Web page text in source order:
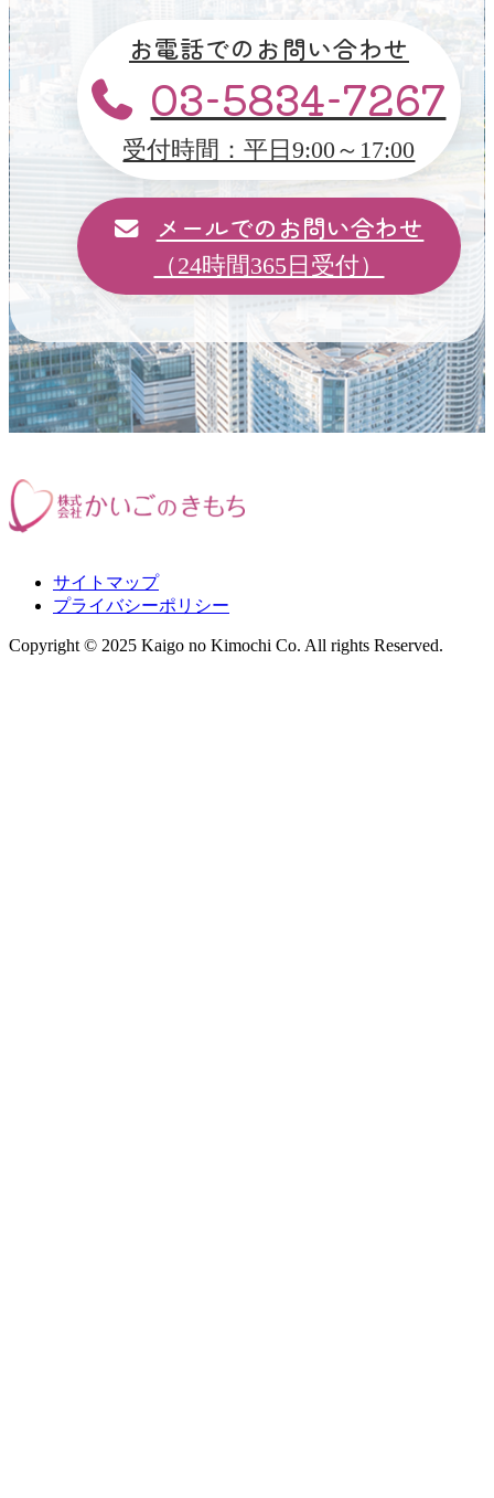
お電話でのお問い合わせ
03-5834-7267
受付時間：平日9:00～17:00
メールでのお問い合わせ
（24時間365日受付）
サイトマップ
プライバシーポリシー
Copyright © 2025 Kaigo no Kimochi Co. All rights Reserved.